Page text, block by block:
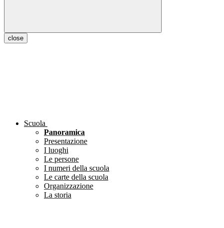
close
Scuola
Panoramica
Presentazione
I luoghi
Le persone
I numeri della scuola
Le carte della scuola
Organizzazione
La storia